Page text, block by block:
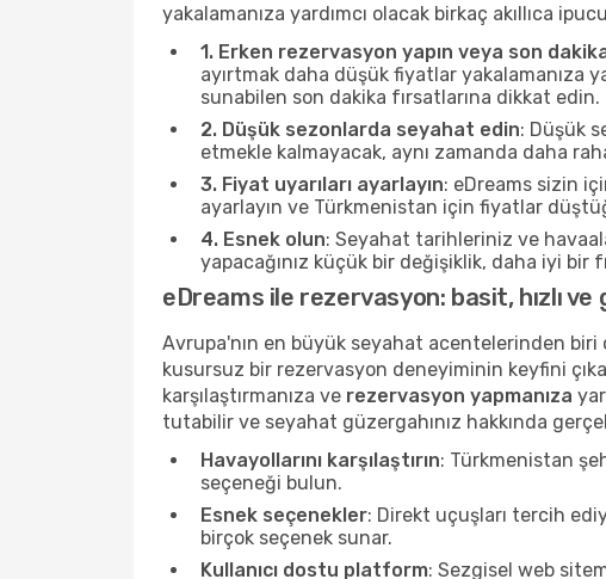
yakalamanıza yardımcı olacak birkaç akıllıca
1. Erken rezervasyon yapın veya son
ayırtmak daha düşük fiyatlar yakalamanıza
sunabilen son dakika fırsatlarına dikkat edin.
2. Düşük sezonlarda seyahat edin: Düşük
etmekle kalmayacak, aynı zamanda daha
3. Fiyat uyarıları ayarlayın: eDreams sizin
ayarlayın ve Türkmenistan için fiyatlar
4. Esnek olun: Seyahat tarihleriniz ve
yapacağınız küçük bir değişiklik, daha iyi bir
eDreams ile rezervasyon: basit, hızlı ve
Avrupa'nın en büyük seyahat acentelerinden biri
kusursuz bir rezervasyon deneyiminin keyfini
karşılaştırmanıza ve rezervasyon yapmanıza
tutabilir ve seyahat güzergahınız hakkında
Havayollarını karşılaştırın: Türkmenistan
seçeneği bulun.
Esnek seçenekler: Direkt uçuşları tercih
birçok seçenek sunar.
Kullanıcı dostu platform: Sezgisel web